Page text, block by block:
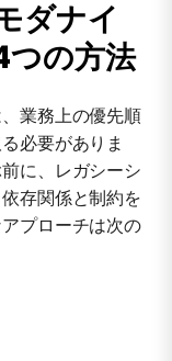
ダナイ
の方法
業務上の優先順
必要がありま
に、レガシーシ
存関係と制約を
プローチは次の